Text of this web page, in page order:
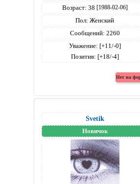
Возраст: 38 [1988-02-06]
Пол: Женский
Сообщений: 2260
Уважение: [+11/-0]
Позитив: [+18/-4]
Svetik
Новичок